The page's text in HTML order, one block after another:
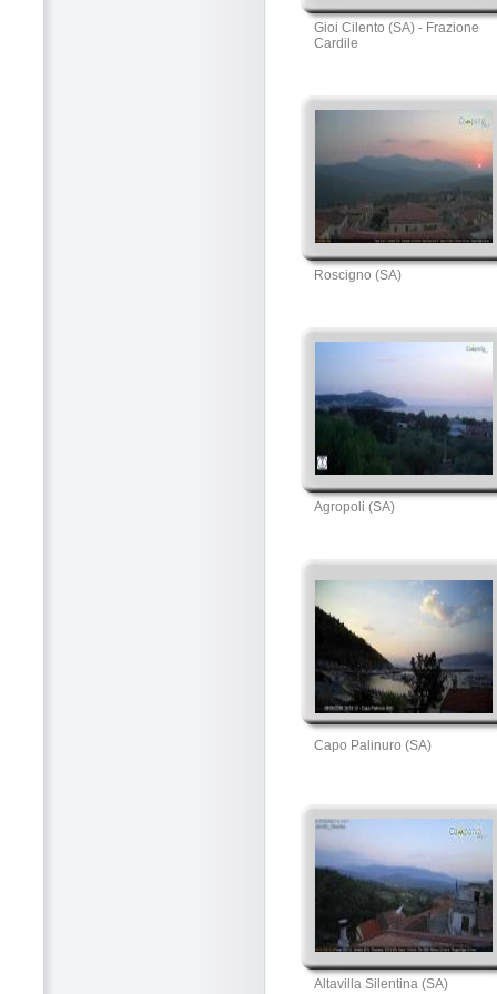
Gioi Cilento (SA) - Frazione
Cardile
Roscigno (SA)
Agropoli (SA)
Capo Palinuro (SA)
Altavilla Silentina (SA)